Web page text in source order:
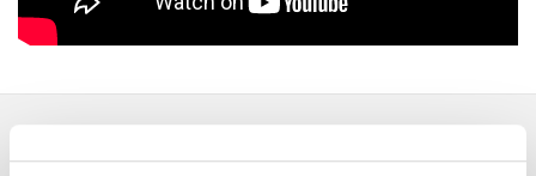
HODNOCENÍ ČTENÁŘŮ